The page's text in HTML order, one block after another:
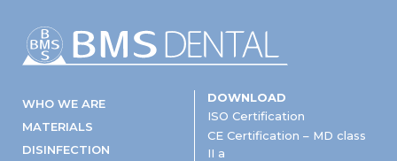
WHO WE ARE
MATERIALS
DISINFECTION
DOWNLOAD
ISO Certification
CE Certification – MD class
II a